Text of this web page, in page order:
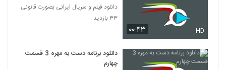
۰۰:۴۳ HD
دانلود فیلم و سریال ایرانی بصورت قانونی
۳۳ بازدید
دانلود برنامه دست به مهره 3 قسمت
چهارم